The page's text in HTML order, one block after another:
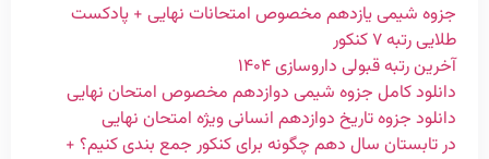
جزوه شیمی یازدهم مخصوص امتحانات نهایی + پادکست
طلایی رتبه ۷ کنکور
آخرین رتبه قبولی داروسازی ۱۴۰۴
دانلود کامل جزوه شیمی دوازدهم مخصوص امتحان نهایی
دانلود جزوه تاریخ دوازدهم انسانی ویژه امتحان نهایی
در تابستان سال دهم چگونه برای کنکور جمع بندی کنیم؟ +